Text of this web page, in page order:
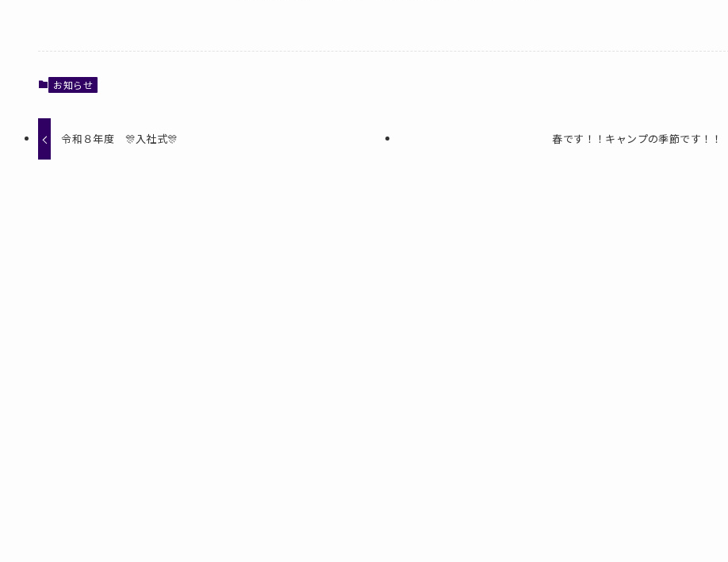
お知らせ
令和８年度 🎊入社式🎊 春です！！キャンプの季節です！！